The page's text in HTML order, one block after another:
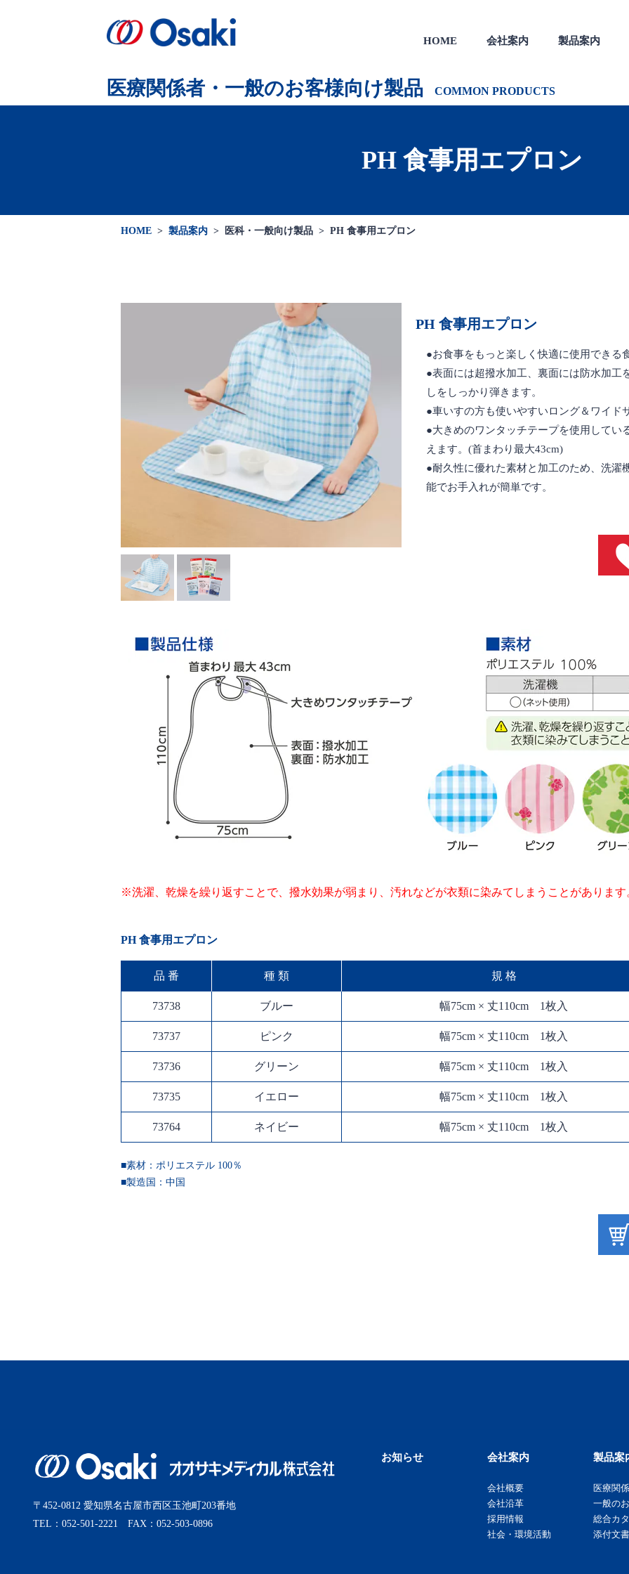
HOME
会社案内
製品案内
医療関係者・ 一般のお客様向け製品 COMMON PRODUCTS
PH 食事用エプロン
HOME > 製品案内 > 医科・一般向け製品 > PH 食事用エプロン
PH 食事用エプロン
●お食事をもっと楽しく快適に使用できる
●表面には超撥水加工、裏面には防水加工
しをしっかり弾きます。
●車いすの方も使いやすいロング＆ワイド
●大きめのワンタッチテープを使用してい
えます。(首まわり最大43cm)
●耐久性に優れた素材と加工のため、洗
能でお手入れが簡単です。
※洗濯、乾燥を繰り返すことで、撥水効果が弱まり、汚れなどが衣類に染みてしまうことがあります
PH 食事用エプロン
品 番 種 類 規 格
73738 ブルー 幅75cm × 丈110cm 1枚入
73737 ピンク 幅75cm × 丈110cm 1枚入
73736 グリーン 幅75cm × 丈110cm 1枚入
73735 イエロー 幅75cm × 丈110cm 1枚入
73764 ネイビー 幅75cm × 丈110cm 1枚入
■素材：ポリエステル 100％
■製造国： 中国
〒452-0812 愛知県名古屋市西区玉池町203番地
TEL：052-501-2221 FAX：052-503-0896
お知らせ 会社案内
会社概要
会社沿革
採用情報
社会・環境活動
製品案
医療関
一般の
総合カ
添付文